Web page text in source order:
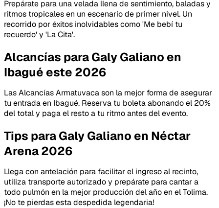
Prepárate para una velada llena de sentimiento, baladas y
ritmos tropicales en un escenario de primer nivel. Un
recorrido por éxitos inolvidables como 'Me bebí tu
recuerdo' y 'La Cita'.
Alcancías para Galy Galiano en
Ibagué este 2026
Las Alcancías Armatuvaca son la mejor forma de asegurar
tu entrada en Ibagué. Reserva tu boleta abonando el 20%
del total y paga el resto a tu ritmo antes del evento.
Tips para Galy Galiano en Néctar
Arena 2026
Llega con antelación para facilitar el ingreso al recinto,
utiliza transporte autorizado y prepárate para cantar a
todo pulmón en la mejor producción del año en el Tolima.
¡No te pierdas esta despedida legendaria!